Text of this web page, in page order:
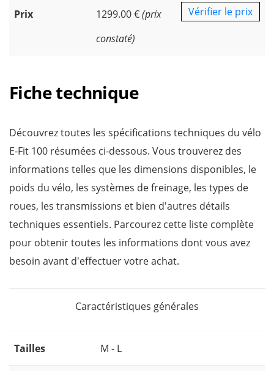
Prix 1299.00 €(prix
constaté)
Vérifier le prix
Fiche technique
Découvrez toutes les spécifications techniques du vélo
E-Fit 100 résumées ci-dessous. Vous trouverez des
informations telles que les dimensions disponibles, le
poids du vélo, les systèmes de freinage, les types de
roues, les transmissions et bien d'autres détails
techniques essentiels. Parcourez cette liste complète
pour obtenir toutes les informations dont vous avez
besoin avant d'effectuer votre achat.
Caractéristiques générales
Tailles M - L